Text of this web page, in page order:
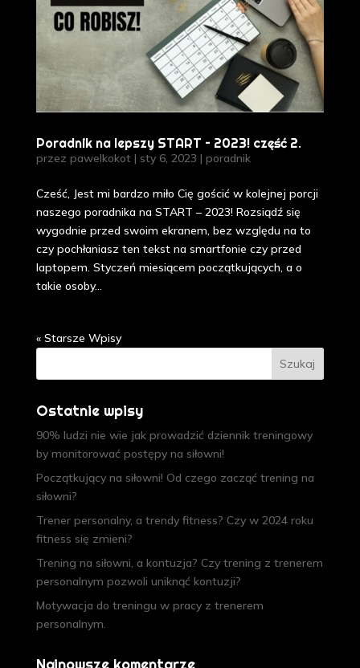
Poradnik na lepszy START – 2023! część 2.
przez pawelkokot| sty 6, 2023 | poradnik
Cześć, Jest mi bardzo miło Cię gościć w kolejnej porcji
naszego poradnika na START – 2023! Rozsiądź się
wygodnie przed swoim ekranem, bez względu na to
czy pochłaniasz ten tekst na smartfonie czy przed
laptopem. Styczeń miesiącem początkujących, a o
takie osoby...
« Starsze Wpisy
Ostatnie wpisy
90% ludzi nie wie jak prowadzić dziennik treningowy
by monitorować postępy na siłowni!
Początkujący na siłowni! Od czego zacząć trening na
siłowni?
Trener personalny, a trendy fitness? Czy w 2024 roku
fitness się zmieni?
Trening na siłowni, a kontuzja? Czy trening z trenerem
personalnym pozwoli uniknąć kontuzji?
Motywacja do treningu w pracy z trenerem
personalnym.
Najnowsze komentarze